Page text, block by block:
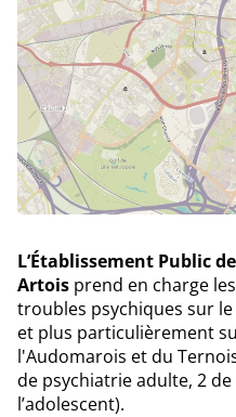
L’Établissement Public
Artois prend en charge
troubles psychiques sur
et plus particulièrement
l'Audomarois et du
de psychiatrie adulte, 2
l’adolescent).